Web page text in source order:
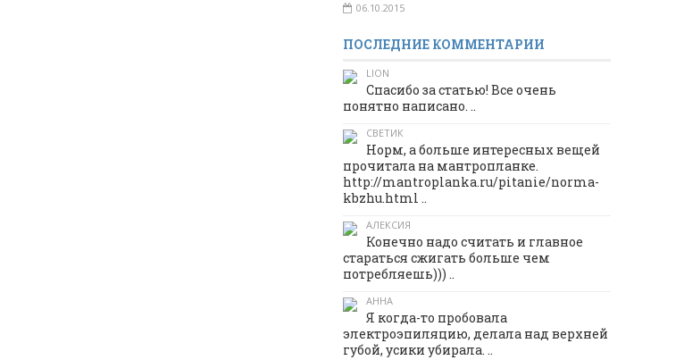
06.10.2015
ПОСЛЕДНИЕ КОММЕНТАРИИ
LION
Спасибо за статью! Все очень
понятно написано. ..
СВЕТИК
Норм, а больше интересных вещей
прочитала на мантропланке.
http://mantroplanka.ru/pitanie/norma-
kbzhu.html ..
АЛЕКСИЯ
Конечно надо считать и главное
стараться сжигать больше чем
потребляешь))) ..
АННА
Я когда-то пробовала
электроэпиляцию, делала над верхней
губой, усики убирала. ..